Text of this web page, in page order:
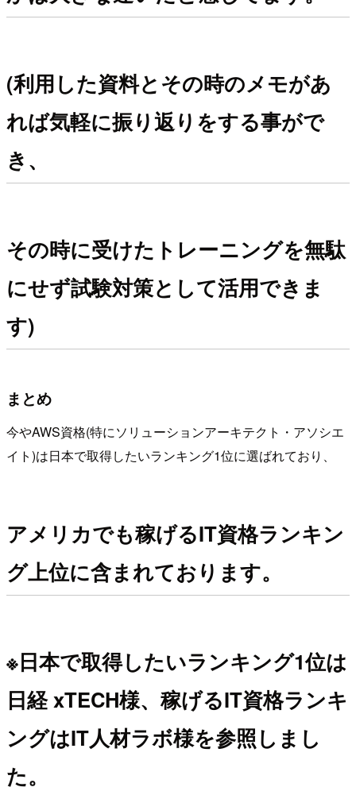
(利用した資料とその時のメモがあ
れば気軽に振り返りをする事がで
き、
その時に受けたトレーニングを無駄
にせず試験対策として活用できま
す)
まとめ
今やAWS資格(特にソリューションアーキテクト・アソシエ
イト)は日本で取得したいランキング1位に選ばれており、
アメリカでも稼げるIT資格ランキン
グ上位に含まれております。
※日本で取得したいランキング1位は
日経 xTECH様、稼げるIT資格ランキ
ングはIT人材ラボ様を参照しまし
た。